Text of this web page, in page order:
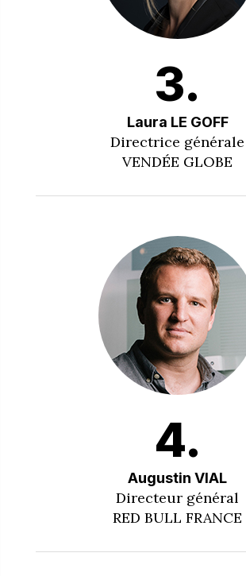
3.
Laura LE GOFF
Directrice générale
VENDÉE GLOBE
4.
Augustin VIAL
Directeur général
RED BULL FRANCE